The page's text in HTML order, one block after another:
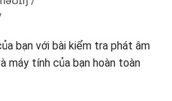
bạn với bài kiểm tra phát âm
máy tính của bạn hoàn toàn